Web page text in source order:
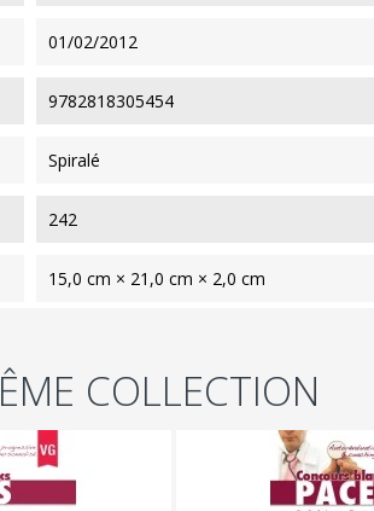
01/02/2012
9782818305454
Spiralé
242
15,0 cm × 21,0 cm × 2,0 cm
COLLECTION